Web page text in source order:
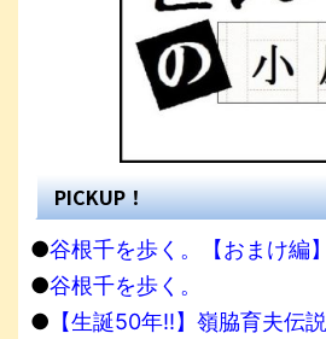
PICKUP！
●谷根千を歩く。【おまけ編】
●谷根千を歩く。
● 【生誕50年!!】嶺脇育夫伝説